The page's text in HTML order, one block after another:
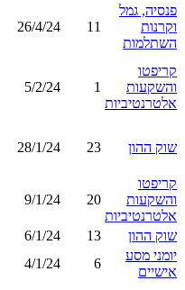
פנסיה, גמל
וקרנות
השתלמות
11
26/4/24
קריפטו
והשקעות
אלטרנטיביות
1
5/2/24
שוק ההון 23
28/1/24
קריפטו
והשקעות
אלטרנטיביות
20
9/1/24
שוק ההון 13
6/1/24
יומני מסע
אישיים
6
4/1/24